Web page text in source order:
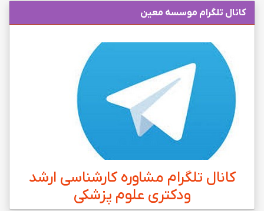
کانال تلگرام موسسه معین
کانال تلگرام مشاوره کارشناسی ارشد
ودکتری علوم پزشکی